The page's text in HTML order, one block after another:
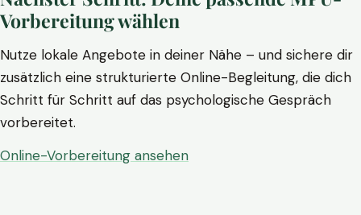
Vorbereitung wählen
Nutze lokale Angebote in deiner Nähe – und sichere dir
zusätzlich eine strukturierte Online-Begleitung, die dich
Schritt für Schritt auf das psychologische Gespräch
vorbereitet.
Online-Vorbereitung ansehen